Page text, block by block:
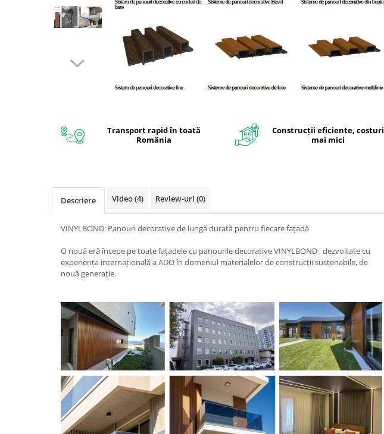
Agro & zootehnie
Transport rapid în toată
România
Construcții eficiente, costuri
mai mici
Descriere Video(4) Review-uri (0)
VINYLBOND: Panouri decorative de lungă durată pentru fiecare fațadă
O nouă eră începe pe toate fațadele cu panourile decorative VINYLBOND , dezvoltate cu
experiența internațională a ADO în domeniul materialelor de construcții sustenabile, de
nouă generație.